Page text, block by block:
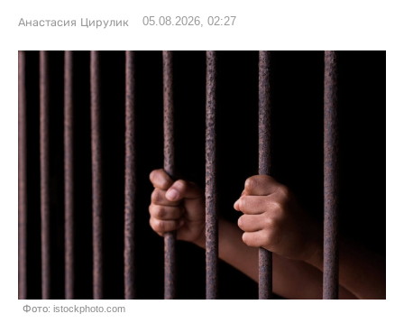
Анастасия Цирулик 05.08.2026, 02:27
Фото: istockphoto.com